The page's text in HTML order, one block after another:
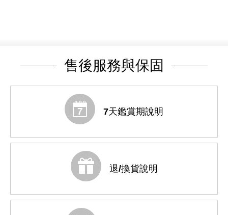
售後服務與保固
7天鑑賞期說明
退/換貨說明